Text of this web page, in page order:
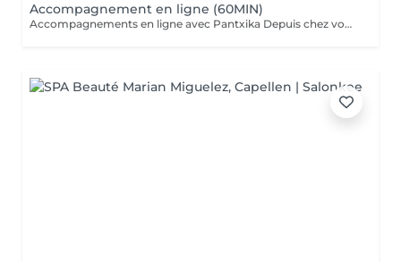
Accompagnement en ligne (60MIN)
Accompagnements en ligne avec Pantxika Depuis chez vous, bénéficiez d'un accompagnement sur-mesure pour retrouver équilibre et sérénité. Chaque séance commence par une anamnèse pour comprendre votre parcours, vos besoins et vos attentes. Parce que chaque personne est unique, l'accompagnement est entièrement personnalisé. EFT (Emotional Freedom Techniques) : Libérez-vous des blocages émotionnels, du stress et des croyances limitantes grâce à cette technique de libération des émotions. IEP (Intention-Based Energy Process - Steve Wells) : Une approche puissante pour travailler sur vos résistances inconscientes et renforcer votre résilience. Reiki : Recevez une harmonisation énergétique à distance pour apaiser le corps et l'esprit. Réflexologie palmaire : Stimulez les points réflexes des mains pour favoriser le bien-être général. Comment ça marche ? Prenez rendez-vous en ligne. Recevez un lien Zoom après votre réservation. Connectez-vous à l'heure convenue pour votre séance. Où que vous soyez, je vous accompagne avec bienveillance et efficacité. Réservez votre séance dès maintenant Pantxika